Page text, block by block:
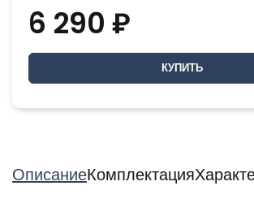
6 290 ₽
КУПИТЬ
ОписаниеКомплектация